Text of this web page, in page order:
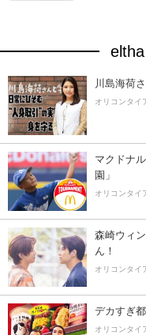
川島海荷
オリコンタイ
マクドナ
園」
オリコンタイ
森崎ウィ
ん！
オリコンタイ
デカすぎ
オリコンタイ